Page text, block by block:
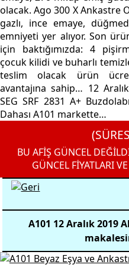
olacak. Ago 300 X Ankastre
gazlı, ince emaye,
emniyeti yer alıyor. Son
için baktığımızda: 4
çocuk kilidi ve buharlı
teslim olacak ürün
avantajına sahip… 12
SEG SRF 2831 A+
Dahası A101 markette…
BU AFİŞ GÜNCEL
GÜNCEL FİYATLARI
A101 12 Aralık